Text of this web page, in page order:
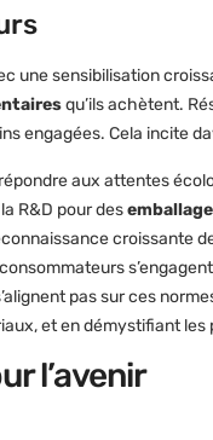
une sensibilisation
qu’ils achètent.
engagées. Cela incite
aux attentes
R&D pour des
croissante
pas sur ces
et en démystifiant
l’avenir